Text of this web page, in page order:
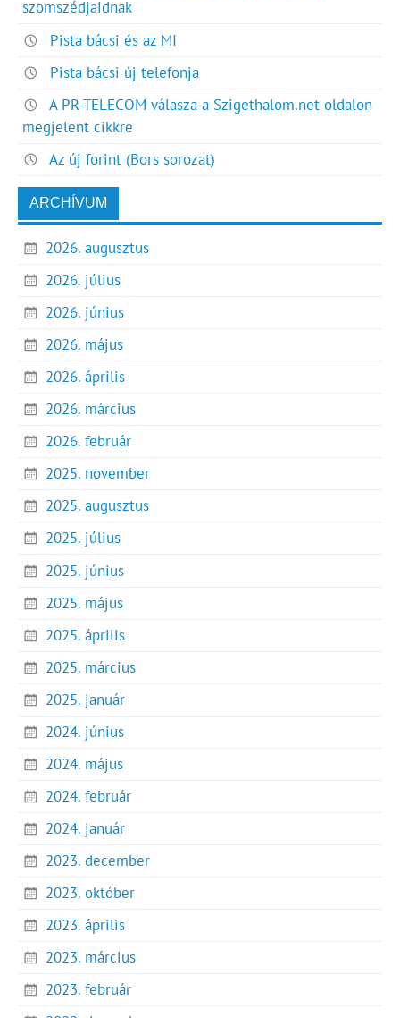
szomszédjaidnak
Pista bácsi és az MI
Pista bácsi új telefonja
A PR-TELECOM válasza a Szigethalom.net oldalon
megjelent cikkre
Az új forint (Bors sorozat)
ARCHÍVUM
2026. augusztus
2026. július
2026. június
2026. május
2026. április
2026. március
2026. február
2025. november
2025. augusztus
2025. július
2025. június
2025. május
2025. április
2025. március
2025. január
2024. június
2024. május
2024. február
2024. január
2023. december
2023. október
2023. április
2023. március
2023. február